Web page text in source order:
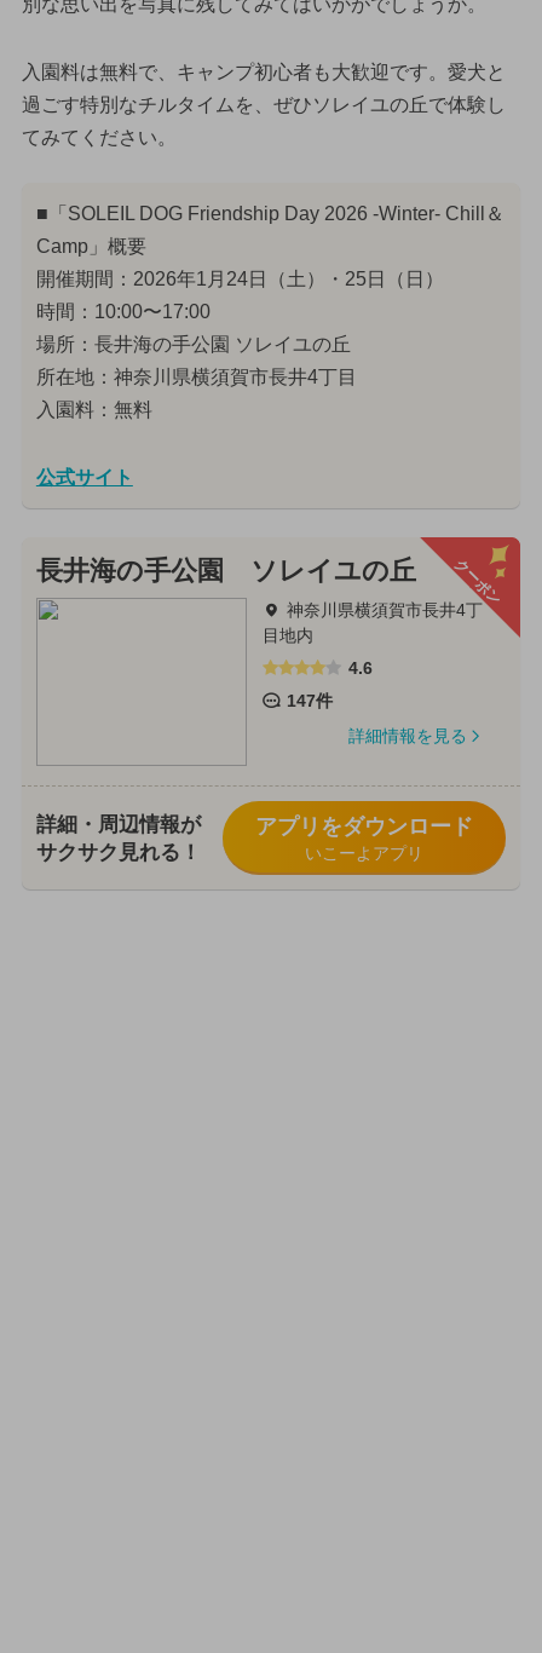
別な思い出を写真に残してみてはいかがでしょうか。
入園料は無料で、キャンプ初心者も大歓迎です。愛犬と
過ごす特別なチルタイムを、ぜひソレイユの丘で体験し
てみてください。
■「SOLEIL DOG Friendship Day 2026 -Winter- Chill＆
Camp」概要
開催期間：2026年1月24日（土）・25日（日）
時間：10:00〜17:00
場所：長井海の手公園 ソレイユの丘
所在地：神奈川県横須賀市長井4丁目
入園料：無料
公式サイト
クーポン
長井海の手公園 ソレイユの丘
神奈川県横須賀市長井4丁
目地内
4.6
147件
詳細情報を見る
詳細・周辺情報が
サクサク見れる！
アプリをダウンロード
いこーよアプリ